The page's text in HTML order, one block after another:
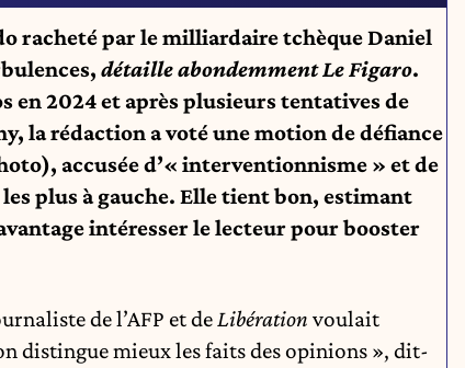
racheté par le milliardaire tchèque Daniel
détaille abondemment Le Figaro.
en 2024 et après plusieurs tentatives de
la rédaction a voté une motion de défiance
accusée d’« interventionnisme » et de
plus à gauche. Elle tient bon, estimant
intéresser le lecteur pour booster
de l’AFP et deLibération voulait
distingue mieux les faits des opinions », dit-